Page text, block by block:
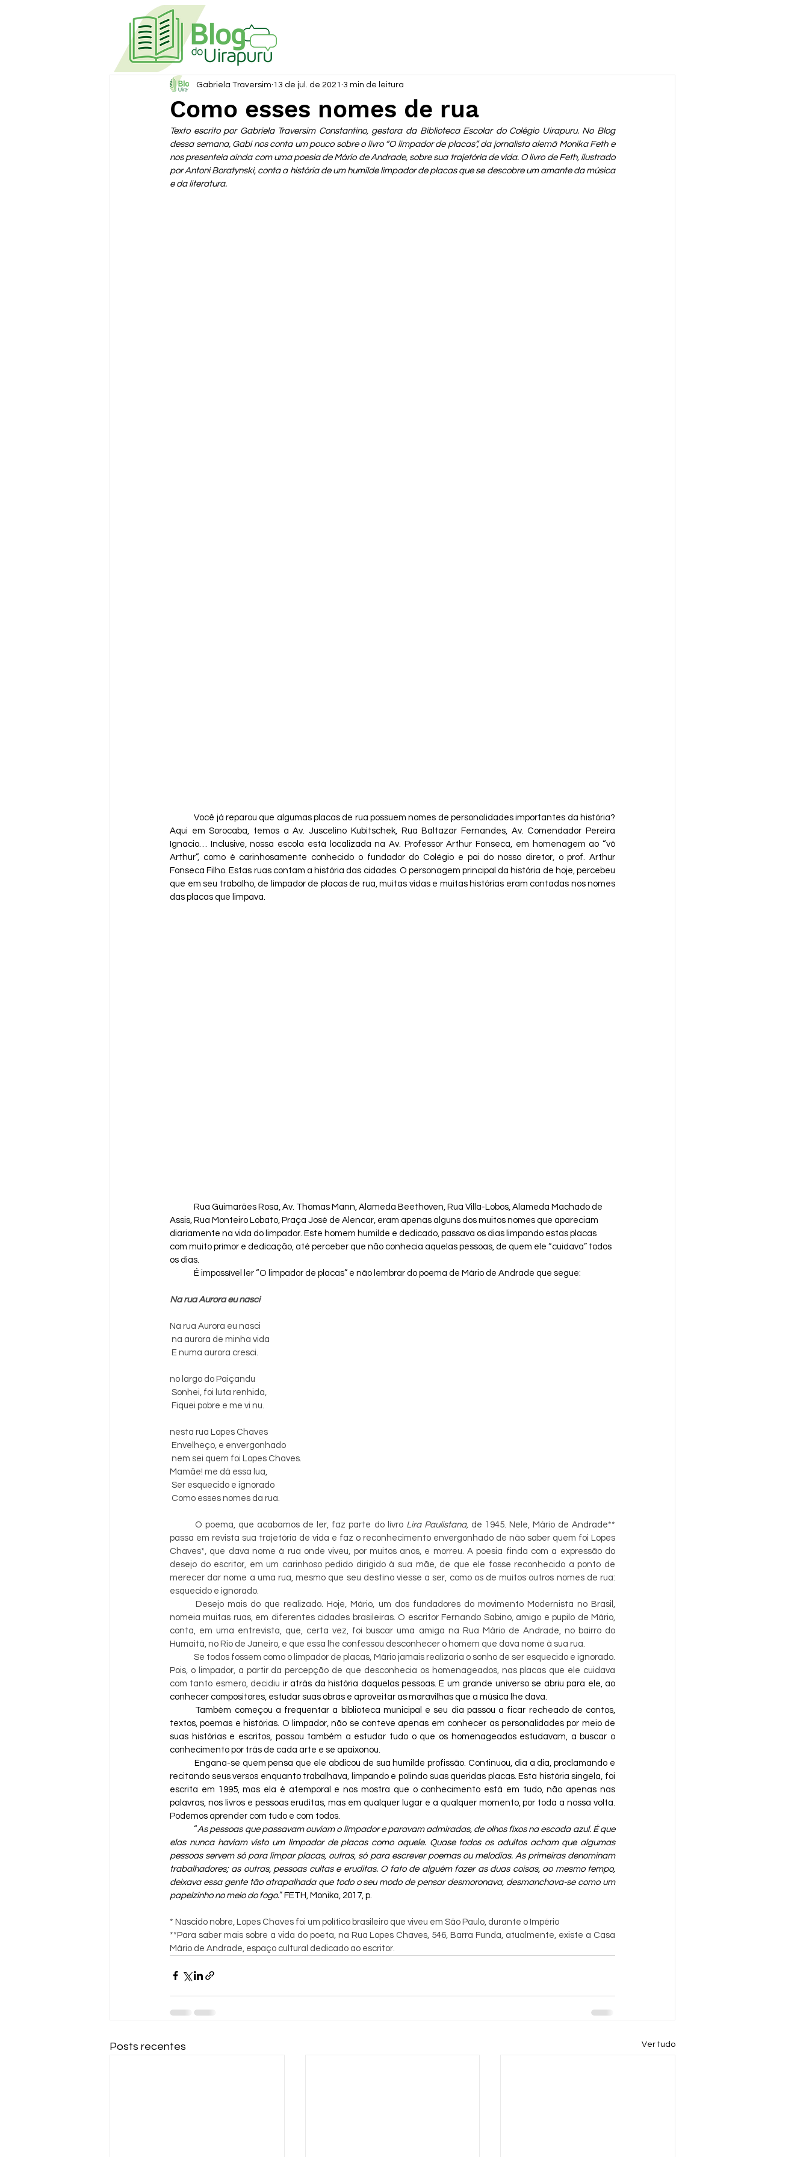
Como esses nomes de rua
Gabriela Traversim 13 de jul. de 2021 3 min de leitura
Texto escrito por Gabriela Traversim Constantino, gestora da Biblioteca Escolar do Colégio Uirapuru. No Blog
dessa semana, Gabi nos conta um pouco sobre o livro “O limpador de placas”, da jornalista alemã Monika Feth e
nos presenteia ainda com uma poesia de Mário de Andrade, sobre sua trajetória de vida. O livro de Feth, ilustrado
por Antoni Boratynski, conta a história de um humilde limpador de placas que se descobre um amante da música
e da literatura.
Você já reparou que algumas placas de rua possuem nomes de personalidades importantes da história?
Aqui em Sorocaba, temos a Av. Juscelino Kubitschek, Rua Baltazar Fernandes, Av. Comendador Pereira
Ignácio… Inclusive, nossa escola está localizada na Av. Professor Arthur Fonseca, em homenagem ao “vô
Arthur”, como é carinhosamente conhecido o fundador do Colégio e pai do nosso diretor, o prof. Arthur
Fonseca Filho. Estas ruas contam a história das cidades. O personagem principal da história de hoje, percebeu
que em seu trabalho, de limpador de placas de rua, muitas vidas e muitas histórias eram contadas nos nomes
das placas que limpava.
Rua Guimarães Rosa, Av. Thomas Mann, Alameda Beethoven, Rua Villa-Lobos, Alameda Machado de
Assis, Rua Monteiro Lobato, Praça José de Alencar, eram apenas alguns dos muitos nomes que apareciam
diariamente na vida do limpador. Este homem humilde e dedicado, passava os dias limpando estas placas
com muito primor e dedicação, até perceber que não conhecia aquelas pessoas, de quem ele “cuidava” todos
os dias.
É impossível ler “O limpador de placas” e não lembrar do poema de Mário de Andrade que segue:
Na rua Aurora eu nasci
Na rua Aurora eu nasci
na aurora de minha vida
E numa aurora cresci.
no largo do Paiçandu
Sonhei, foi luta renhida,
Fiquei pobre e me vi nu.
nesta rua Lopes Chaves
Envelheço, e envergonhado
nem sei quem foi Lopes Chaves.
Mamãe! me dá essa lua,
Ser esquecido e ignorado
Como esses nomes da rua.
O poema, que acabamos de ler, faz parte do livro Lira Paulistana, de 1945. Nele, Mário de Andrade**
passa em revista sua trajetória de vida e faz o reconhecimento envergonhado de não saber quem foi Lopes
Chaves*, que dava nome à rua onde viveu, por muitos anos, e morreu. A poesia finda com a expressão do
desejo do escritor, em um carinhoso pedido dirigido à sua mãe, de que ele fosse reconhecido a ponto de
merecer dar nome a uma rua, mesmo que seu destino viesse a ser, como os de muitos outros nomes de rua:
esquecido e ignorado.
Desejo mais do que realizado. Hoje, Mário, um dos fundadores do movimento Modernista no Brasil,
nomeia muitas ruas, em diferentes cidades brasileiras. O escritor Fernando Sabino, amigo e pupilo de Mário,
conta, em uma entrevista, que, certa vez, foi buscar uma amiga na Rua Mário de Andrade, no bairro do
Humaitá, no Rio de Janeiro, e que essa lhe confessou desconhecer o homem que dava nome à sua rua.
Se todos fossem como o limpador de placas, Mário jamais realizaria o sonho de ser esquecido e ignorado.
Pois, o limpador, a partir da percepção de que desconhecia os homenageados, nas placas que ele cuidava
com tanto esmero, decidiu ir atrás da história daquelas pessoas. E um grande universo se abriu para ele, ao
conhecer compositores, estudar suas obras e aproveitar as maravilhas que a música lhe dava.
Também começou a frequentar a biblioteca municipal e seu dia passou a ficar recheado de contos,
textos, poemas e histórias. O limpador, não se conteve apenas em conhecer as personalidades por meio de
suas histórias e escritos, passou também a estudar tudo o que os homenageados estudavam, a buscar o
conhecimento por trás de cada arte e se apaixonou.
Engana-se quem pensa que ele abdicou de sua humilde profissão. Continuou, dia a dia, proclamando e
recitando seus versos enquanto trabalhava, limpando e polindo suas queridas placas. Esta história singela, foi
escrita em 1995, mas ela é atemporal e nos mostra que o conhecimento está em tudo, não apenas nas
palavras, nos livros e pessoas eruditas, mas em qualquer lugar e a qualquer momento, por toda a nossa volta.
Podemos aprender com tudo e com todos.
“As pessoas que passavam ouviam o limpador e paravam admiradas, de olhos fixos na escada azul. É que
elas nunca haviam visto um limpador de placas como aquele. Quase todos os adultos acham que algumas
pessoas servem só para limpar placas, outras, só para escrever poemas ou melodias. As primeiras denominam
trabalhadores; as outras, pessoas cultas e eruditas. O fato de alguém fazer as duas coisas, ao mesmo tempo,
deixava essa gente tão atrapalhada que todo o seu modo de pensar desmoronava, desmanchava-se como um
papelzinho no meio do fogo.” FETH, Monika, 2017, p.
* Nascido nobre, Lopes Chaves foi um político brasileiro que viveu em São Paulo, durante o Império
**Para saber mais sobre a vida do poeta, na Rua Lopes Chaves, 546, Barra Funda, atualmente, existe a Casa
Mário de Andrade, espaço cultural dedicado ao escritor.
Posts recentes Ver tudo